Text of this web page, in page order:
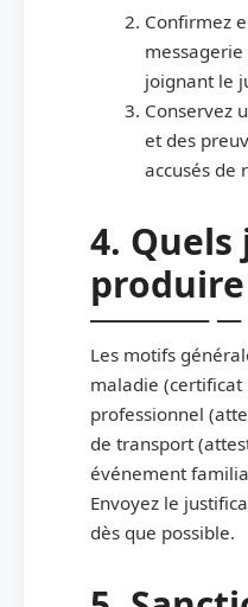
Confirmez
joignant le
Conservez
et des
accusés de
4.
produire
Les motifs
maladie
professionnel
de transport
événement
Envoyez le
dès que possible.